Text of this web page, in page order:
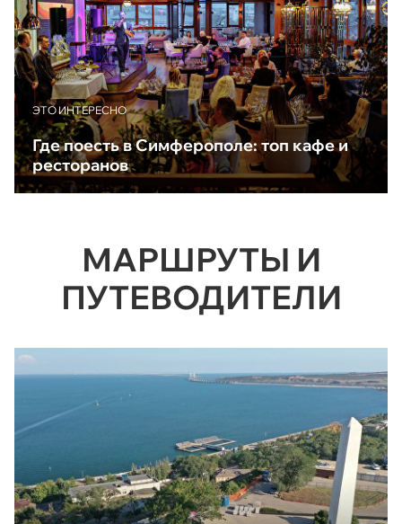
ЭТО ИНТЕРЕСНО
Где поесть в Симферополе: топ кафе и
ресторанов
МАРШРУТЫ И
ПУТЕВОДИТЕЛИ